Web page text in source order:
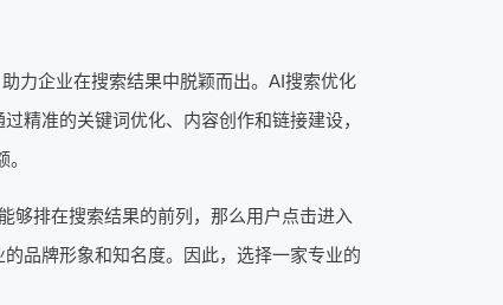
力企业在搜索结果中脱颖而出。AI搜索优化
精准的关键词优化、内容创作和链接建设，
够排在搜索结果的前列，那么用户点击进入
品牌形象和知名度。因此，选择一家专业的